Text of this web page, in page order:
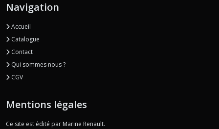
Navigation
Accueil
Catalogue
Contact
Qui sommes nous ?
CGV
Mentions légales
Ce site est édité par Marine Renault.